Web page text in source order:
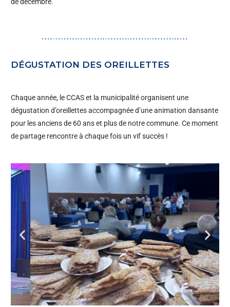
DÉGUSTATION DES OREILLETTES
Chaque année, le CCAS et la municipalité organisent une
dégustation d’oreillettes accompagnée d’une animation dansante
pour les anciens de 60 ans et plus de notre commune. Ce moment
de partage rencontre à chaque fois un vif succès !